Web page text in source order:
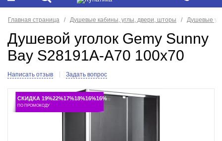
Главная страница Душевые кабины, углы, двери, шторы Душевые
Душевой уголок Gemy Sunny
Bay S28191A-A70 100x70
Написать отзыв Задать вопрос
СКИДКА 19%22%17%18%16%16%
ПО ПРОМОКОДУ